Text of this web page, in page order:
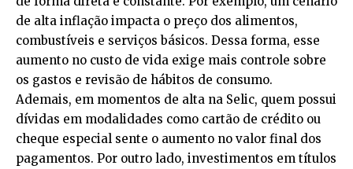
de alta inflação impacta o preço dos alimentos,
combustíveis e serviços básicos. Dessa forma, esse
aumento no custo de vida exige mais controle sobre
os gastos e revisão de hábitos de consumo.
Ademais, em momentos de alta na Selic, quem possui
dívidas em modalidades como cartão de crédito ou
cheque especial sente o aumento no valor final dos
pagamentos. Por outro lado, investimentos em títulos